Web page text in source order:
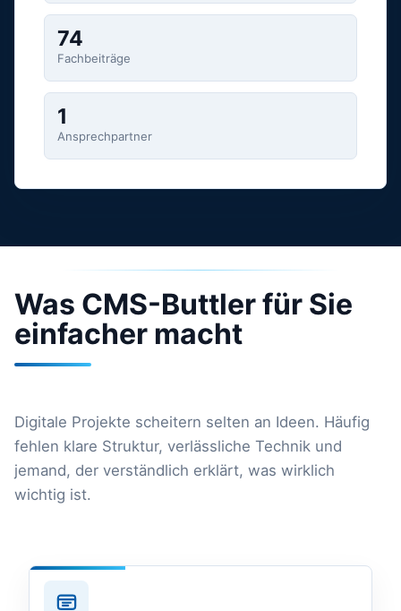
74
Fachbeiträge
1
Ansprechpartner
Was CMS-Buttler für Sie
einfacher macht
Digitale Projekte scheitern selten an Ideen. Häufig
fehlen klare Struktur, verlässliche Technik und
jemand, der verständlich erklärt, was wirklich
wichtig ist.